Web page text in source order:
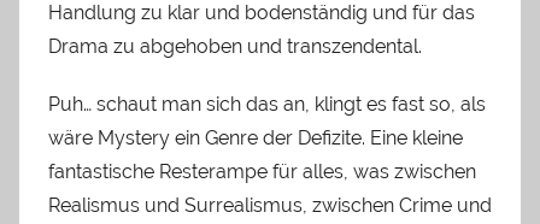
Handlung zu klar und bodenständig und für das
Drama zu abgehoben und transzendental.
Puh… schaut man sich das an, klingt es fast so, als
wäre Mystery ein Genre der Defizite. Eine kleine
fantastische Resterampe für alles, was zwischen
Realismus und Surrealismus, zwischen Crime und